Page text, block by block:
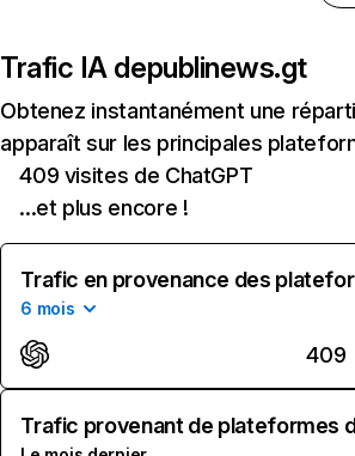
Trafic IA depublinews.gt
Obtenez instantanément une
apparaît sur les principales
409 visites de ChatGPT
...et plus encore !
Trafic en provenance des
6 mois
409
Trafic provenant de plateformes